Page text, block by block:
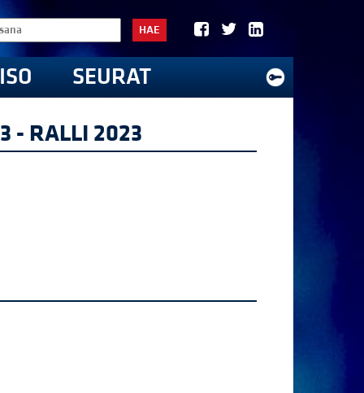
HAE
SEURAT
- RALLI 2023